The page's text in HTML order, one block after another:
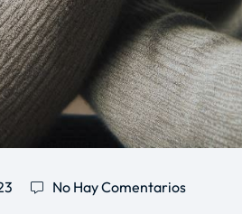
No Hay Comentarios